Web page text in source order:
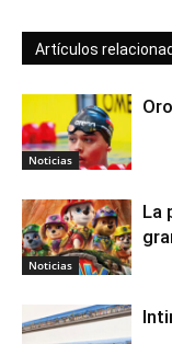
Artículos
Noticias
Noticias
La